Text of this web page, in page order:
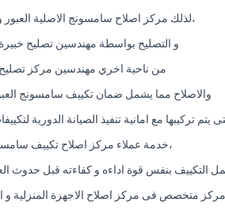
،لذلك مركز اصلاح سامسونج الاصلية
و التصليح بواسطة مهندسين تصليح
من ناحية اخري مهندسين مركز
والاصلاح مما يشمل ضمان تكييف سامسونج
يتم تركيبها مع امانية تنفيذ الصيانة الدورية
،خدمة عملاء مركز اصلاح تكييف
التكييف بنفس قوة اداءه و كفاءته قبل حدوث
متخصص فى مركز اصلاح الاجهزة المنزلية و الكهربائية تمتد خبرته الى